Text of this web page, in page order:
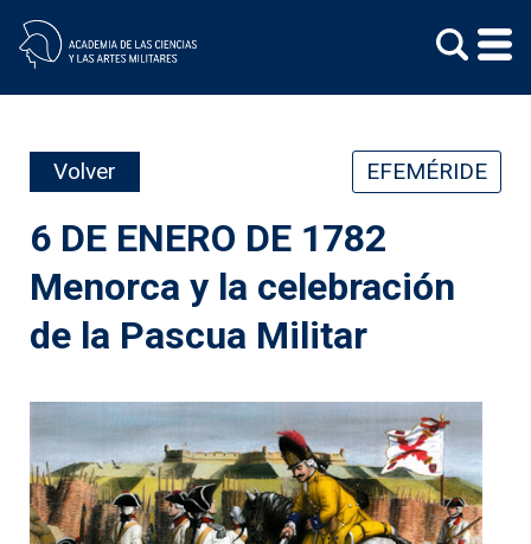
content
Volver EFEMÉRIDE
6 DE ENERO DE 1782
Menorca y la celebración
de la Pascua Militar